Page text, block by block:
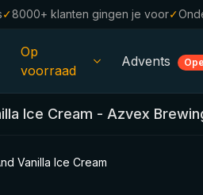
✓8000+ klanten gingen je voor✓
Op
voorraad
Alle Bieren
Sale %
Advents
Ice Cream - Azvex
Vanilla Ice Cream